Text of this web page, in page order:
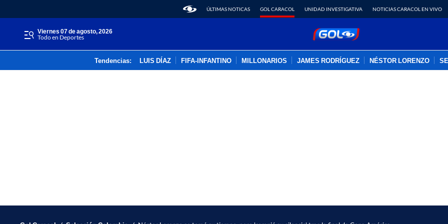
ÚLTIMAS NOTICAS GOL CARACOL UNIDAD INVESTIGATIVA NOTICIAS CARACOL EN VIVO
viernes 07 de agosto, 2026
Todo en Deportes
Tendencias: LUIS DÍAZ FIFA-INFANTINO MILLONARIOS JAMES RODRÍGUEZ NÉSTOR LORENZO